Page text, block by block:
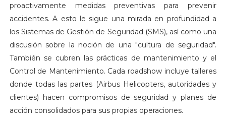
proactivamente medidas preventivas para prevenir
accidentes. A esto le sigue una mirada en profundidad a
los Sistemas de Gestión de Seguridad (SMS), así como una
discusión sobre la noción de una "cultura de seguridad".
También se cubren las prácticas de mantenimiento y el
Control de Mantenimiento. Cada roadshow incluye talleres
donde todas las partes (Airbus Helicopters, autoridades y
clientes) hacen compromisos de seguridad y planes de
acción consolidados para sus propias operaciones.